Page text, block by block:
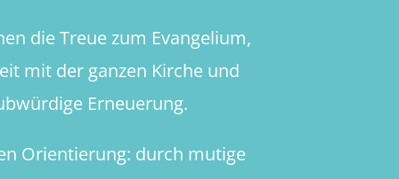
die Treue zum Evangelium,
mit der ganzen Kirche und
Erneuerung.
Orientierung: durch mutige